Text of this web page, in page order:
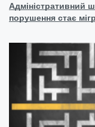
Адміністративний
порушення стає